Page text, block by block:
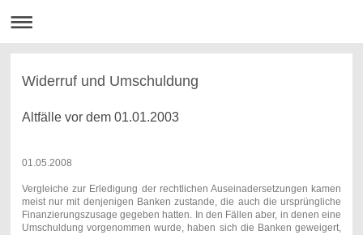
Widerruf und Umschuldung
Altfälle vor dem 01.01.2003
01.05.2008
Vergleiche zur Erledigung der rechtlichen Auseinadersetzungen kamen
meist nur mit denjenigen Banken zustande, die auch die ursprüngliche
Finanzierungszusage gegeben hatten. In den Fällen aber, in denen eine
Umschuldung vorgenommen wurde, haben sich die Banken geweigert,